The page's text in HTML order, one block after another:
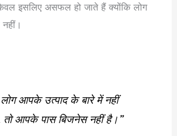
इसलिए असफल हो जाते हैं क्योंकि लोग
आपके उत्पाद के बारे में नहीं
तो आपके पास बिजनेस नहीं है।”